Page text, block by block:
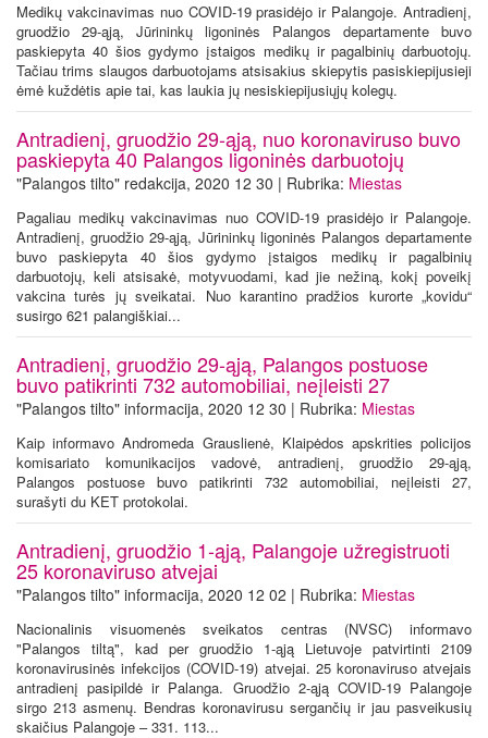
Medikų vakcinavimas nuo COVID-19 prasidėjo ir Palangoje. Antradienį,
gruodžio 29-ąją, Jūrininkų ligoninės Palangos departamente buvo
paskiepyta 40 šios gydymo įstaigos medikų ir pagalbinių darbuotojų.
Tačiau trims slaugos darbuotojams atsisakius skiepytis pasiskiepijusieji
ėmė kuždėtis apie tai, kas laukia jų nesiskiepijusiųjų kolegų.
Antradienį, gruodžio 29-ąją, nuo koronaviruso buvo
paskiepyta 40 Palangos ligoninės darbuotojų
"Palangos tilto" redakcija, 2020 12 30 | Rubrika: Miestas
Pagaliau medikų vakcinavimas nuo COVID-19 prasidėjo ir Palangoje.
Antradienį, gruodžio 29-ąją, Jūrininkų ligoninės Palangos departamente
buvo paskiepyta 40 šios gydymo įstaigos medikų ir pagalbinių
darbuotojų, keli atsisakė, motyvuodami, kad jie nežiną, kokį poveikį
vakcina turės jų sveikatai. Nuo karantino pradžios kurorte „kovidu“
susirgo 621 palangiškiai...
Antradienį, gruodžio 29-ąją, Palangos postuose
buvo patikrinti 732 automobiliai, neįleisti 27
"Palangos tilto" informacija, 2020 12 30 | Rubrika: Miestas
Kaip informavo Andromeda Grauslienė, Klaipėdos apskrities policijos
komisariato komunikacijos vadovė, antradienį, gruodžio 29-ąją,
Palangos postuose buvo patikrinti 732 automobiliai, neįleisti 27,
surašyti du KET protokolai.
Antradienį, gruodžio 1-ąją, Palangoje užregistruoti
25 koronaviruso atvejai
"Palangos tilto" informacija, 2020 12 02 | Rubrika: Miestas
Nacionalinis visuomenės sveikatos centras (NVSC) informavo
"Palangos tiltą", kad per gruodžio 1-ąją Lietuvoje patvirtinti 2109
koronavirusinės infekcijos (COVID-19) atvejai. 25 koronaviruso atvejais
antradienį pasipildė ir Palanga. Gruodžio 2-ąją COVID-19 Palangoje
sirgo 213 asmenų. Bendras koronavirusu sergančių ir jau pasveikusių
skaičius Palangoje – 331. 113...